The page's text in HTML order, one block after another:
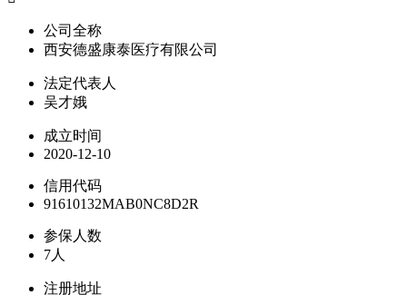
公司全称
西安德盛康泰医疗有限公司
法定代表人
吴才娥
成立时间
2020-12-10
信用代码
91610132MAB0NC8D2R
参保人数
7人
注册地址